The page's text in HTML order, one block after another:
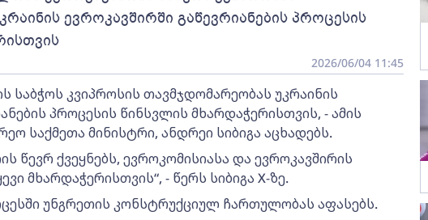
ევროკავშირში გაწევრიანების პროცესის
2026/06/04 11:45
საბჭოს კვიპროსის თავმჯდომარეობას უკრაინის
პროცესის წინსვლის მხარდაჭერისთვის, - ამის
საქმეთა მინისტრი, ანდრეი სიბიგა აცხადებს.
წევრ ქვეყნებს, ევროკომისიასა და ევროკავშირის
მხარდაჭერისთვის“, - წერს სიბიგა X-ზე.
უნგრეთის კონსტრუქციულ ჩართულობას აფასებს.